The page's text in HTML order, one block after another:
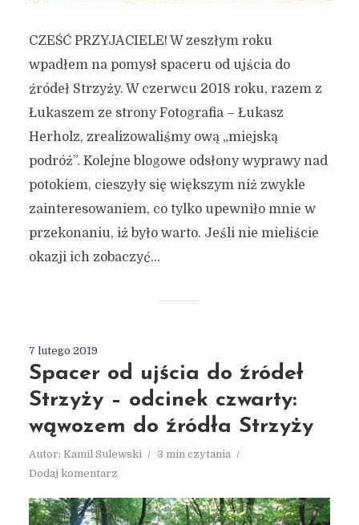
CZEŚĆ PRZYJACIELE! W zeszłym roku
wpadłem na pomysł spaceru od ujścia do
źródeł Strzyży. W czerwcu 2018 roku, razem z
Łukaszem ze strony Fotografia – Łukasz
Herholz, zrealizowaliśmy ową „miejską
podróż”. Kolejne blogowe odsłony wyprawy nad
potokiem, cieszyły się większym niż zwykle
zainteresowaniem, co tylko upewniło mnie w
przekonaniu, iż było warto. Jeśli nie mieliście
okazji ich zobaczyć...
7 lutego 2019
Spacer od ujścia do źródeł
Strzyży – odcinek czwarty:
wąwozem do źródła Strzyży
Autor: Kamil Sulewski
3 min czytania
Dodaj komentarz